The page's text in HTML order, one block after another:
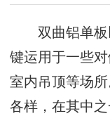
双曲铝单板
键运用于一些
室内吊顶等场
各样，在其中之